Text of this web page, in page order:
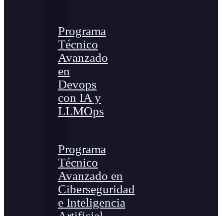
Programa
Técnico
Avanzado
en
Devops
con IA y
LLMOps
Programa
Técnico
Avanzado en
Ciberseguridad
e Inteligencia